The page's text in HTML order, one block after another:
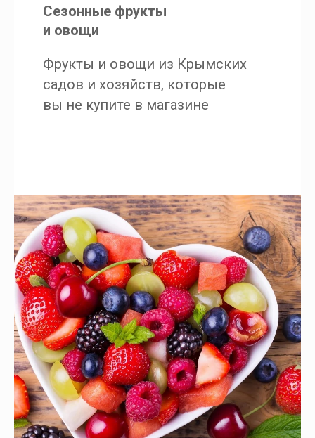
Сезонные фрукты
и овощи
Фрукты и овощи из Крымских
садов и хозяйств, которые
вы не купите в магазине